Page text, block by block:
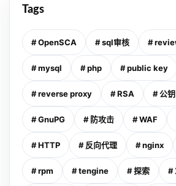
Tags
# OpenSCA # sql审核 #
# mysql # php # public key
# reverse proxy # RSA # 公钥
# GnuPG # 防攻击 # WAF
# HTTP # 反向代理 # nginx
# rpm # tengine # 探索 #